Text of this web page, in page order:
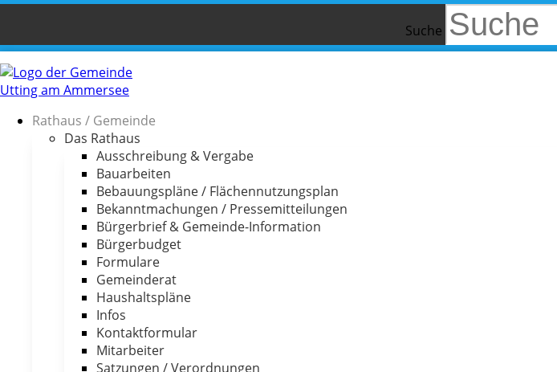
Suche
Rathaus / Gemeinde
Das Rathaus
Ausschreibung & Vergabe
Bauarbeiten
Bebauungspläne / Flächennutzungsplan
Bekanntmachungen / Pressemitteilungen
Bürgerbrief & Gemeinde-Information
Bürgerbudget
Formulare
Gemeinderat
Haushaltspläne
Infos
Kontaktformular
Mitarbeiter
Satzungen / Verordnungen